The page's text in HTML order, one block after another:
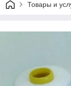
Товары и